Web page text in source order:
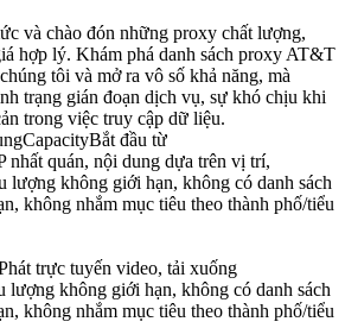
và chào đón những proxy chất lượng,
hợp lý. Khám phá danh sách proxy AT&T
tôi và mở ra vô số khả năng, mà
trạng gián đoạn dịch vụ, sự khó chịu khi
trong việc truy cập dữ liệu.
CapacityBắt đầu từ
nhất quán, nội dung dựa trên vị trí,
không giới hạn, không có danh sách
không nhắm mục tiêu theo thành phố/tiểu
trực tuyến video, tải xuống
không giới hạn, không có danh sách
không nhắm mục tiêu theo thành phố/tiểu